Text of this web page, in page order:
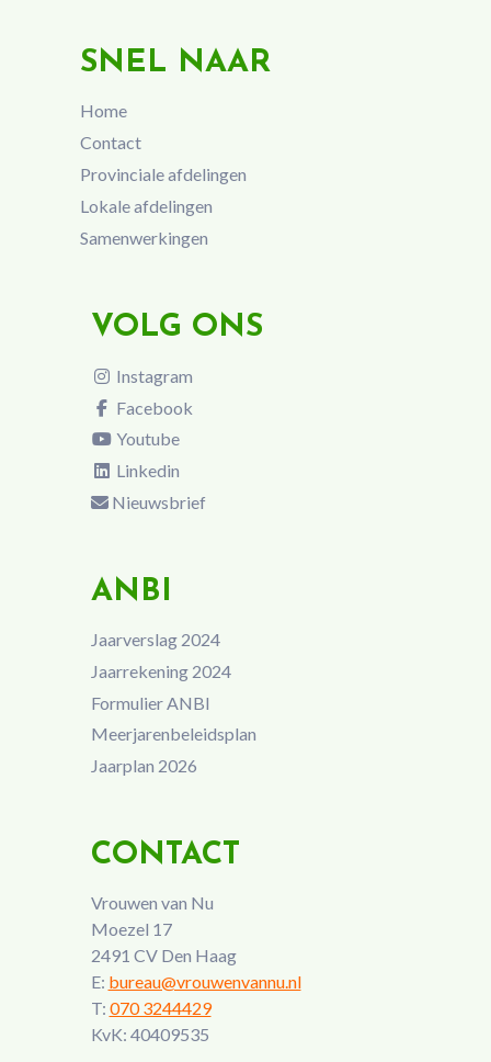
SNEL NAAR
Home
Contact
Provinciale afdelingen
Lokale afdelingen
Samenwerkingen
VOLG ONS
Instagram
Facebook
Youtube
Linkedin
Nieuwsbrief
ANBI
Jaarverslag 2024
Jaarrekening 2024
Formulier ANBI
Meerjarenbeleidsplan
Jaarplan 2026
CONTACT
Vrouwen van Nu
Moezel 17
2491 CV Den Haag
E: bureau@vrouwenvannu.nl
T: 070 3244429
KvK: 40409535